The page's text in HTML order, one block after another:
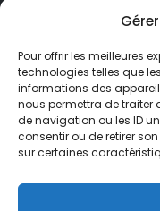
Pour offrir les meilleures
technologies telles que
informations des
nous permettra de traiter
de navigation ou les ID
consentir ou de retirer
sur certaines